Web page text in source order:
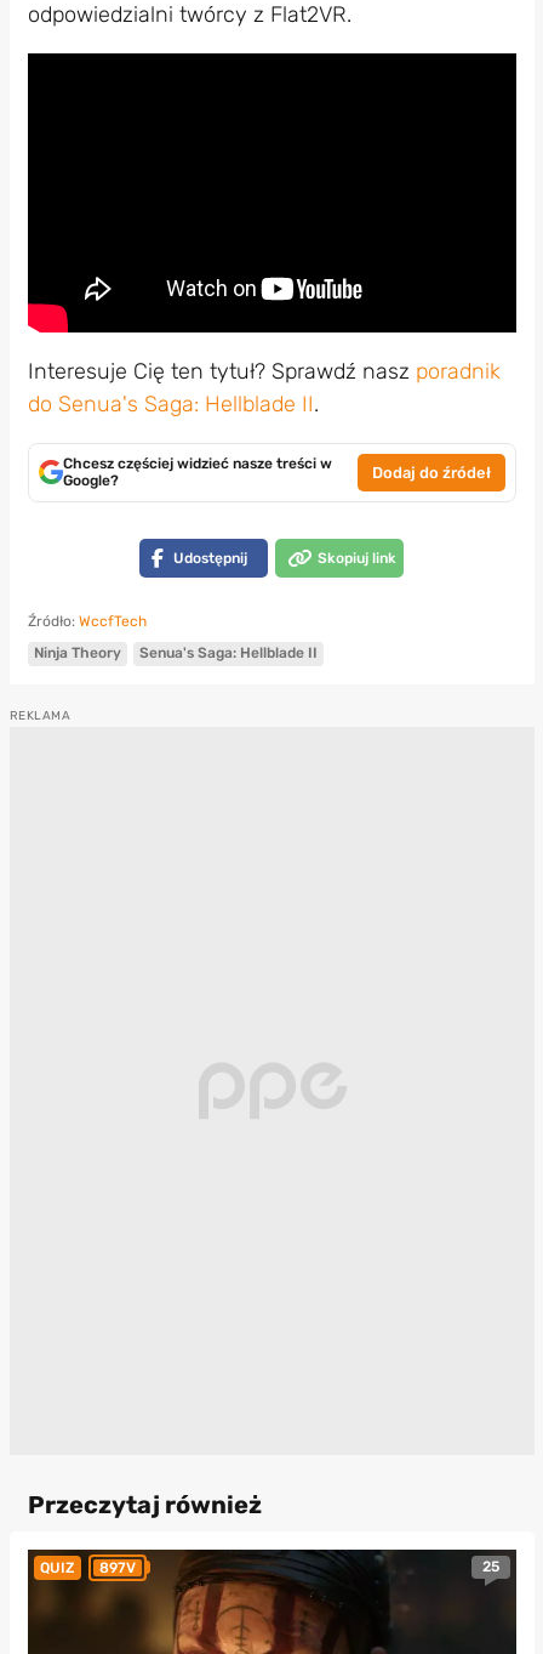
odpowiedzialni twórcy z Flat2VR.
Interesuje Cię ten tytuł? Sprawdź nasz poradnik
do Senua's Saga: Hellblade II.
Chcesz częściej widzieć nasze treści w
Google?
Dodaj do źródeł
Udostępnij Skopiuj link
Źródło: WccfTech
Ninja Theory
Senua's Saga: Hellblade II
Przeczytaj również
QUIZ 897V 25